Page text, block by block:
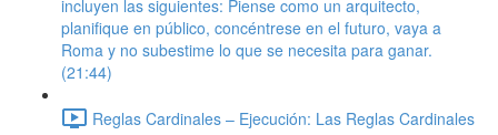
incluyen las siguientes: Piense como un arquitecto,
planifique en público, concéntrese en el futuro, vaya a
Roma y no subestime lo que se necesita para ganar.
(21:44)
Reglas Cardinales – Ejecución: Las Reglas Cardinales